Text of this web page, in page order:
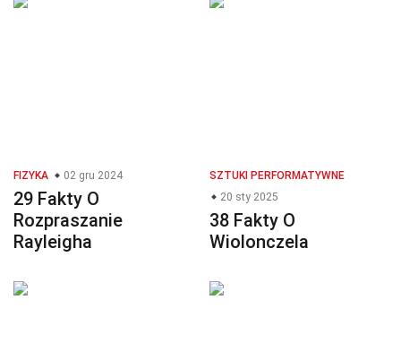
FIZYKA 02 gru 2024
29 Fakty O
Rozpraszanie
Rayleigha
SZTUKI PERFORMATYWNE
20 sty 2025
38 Fakty O
Wiolonczela